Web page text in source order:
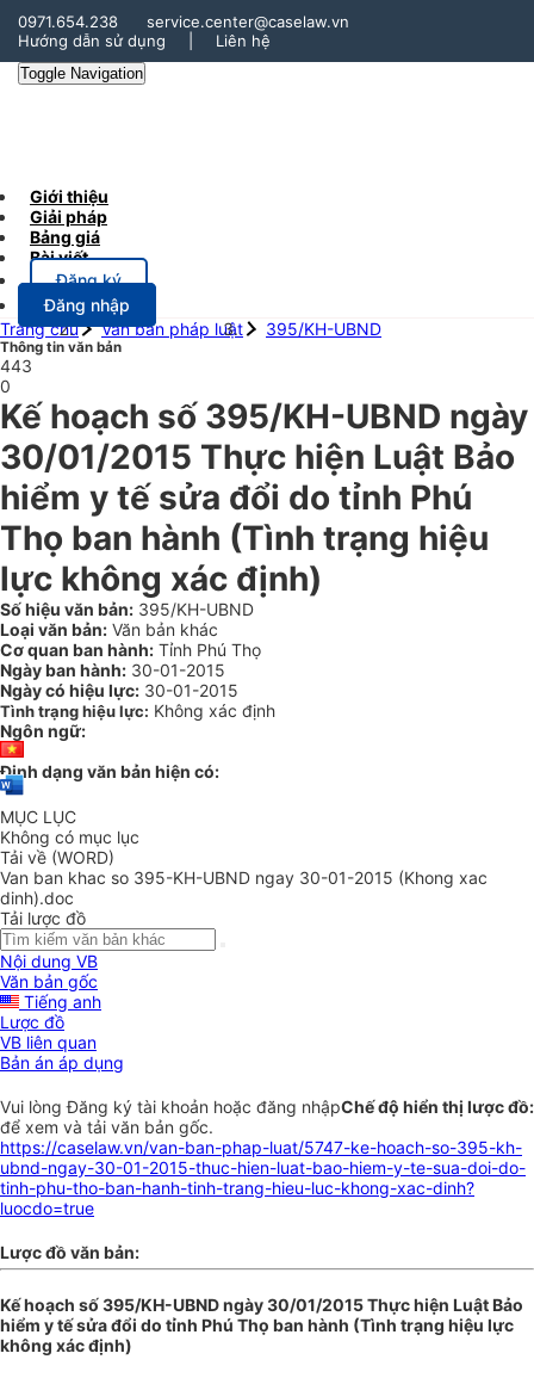
0971.654.238
service.center@caselaw.vn
Hướng dẫn sử dụng
Liên hệ
Toggle Navigation
Giới thiệu
Giải pháp
Bảng giá
Bài viết
Đăng ký
Đăng nhập
Trang chủ
Văn bản pháp luật 395/KH-UBND
Thông tin văn bản
443
0
Kế hoạch số 395/KH-UBND ngày
30/01/2015 Thực hiện Luật Bảo
hiểm y tế sửa đổi do tỉnh Phú
Thọ ban hành (Tình trạng hiệu
lực không xác định)
Số hiệu văn bản: 395/KH-UBND
Loại văn bản: Văn bản khác
Cơ quan ban hành: Tỉnh Phú Thọ
Ngày ban hành: 30-01-2015
Ngày có hiệu lực: 30-01-2015
Tình trạng hiệu lực: Không xác định
Ngôn ngữ:
Định dạng văn bản hiện có:
MỤC LỤC
Không có mục lục
Tải về (WORD)
Van ban khac so 395-KH-UBND ngay 30-01-2015 (Khong xac
dinh).doc
Tải lược đồ
Nội dung VB
Văn bản gốc
Tiếng anh
Lược đồ
VB liên quan
Bản án áp dụng
Chế độ hiển thị lược đồ:
Vui lòngĐăng ký tài khoản hoặc đăng nhập
để xem và tải văn bản gốc.
https://caselaw.vn/van-ban-phap-luat/5747-ke-hoach-so-395-kh-
ubnd-ngay-30-01-2015-thuc-hien-luat-bao-hiem-y-te-sua-doi-do-
tinh-phu-tho-ban-hanh-tinh-trang-hieu-luc-khong-xac-dinh?
luocdo=true
Lược đồ văn bản:
Kế hoạch số 395/KH-UBND ngày 30/01/2015 Thực hiện Luật Bảo
hiểm y tế sửa đổi do tỉnh Phú Thọ ban hành (Tình trạng hiệu lực
không xác định)